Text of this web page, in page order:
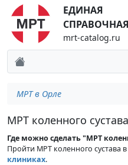
ЕДИНАЯ
СПРАВОЧНАЯ
mrt-catalog.ru
МРТ в Орле
МРТ коленного
Где можно сделать "МРТ
Пройти МРТ коленного сустава
клиниках.